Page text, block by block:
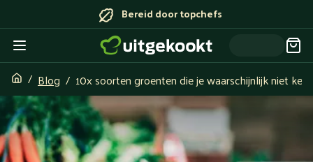
Bereid door topchefs
Blog 10x soorten groenten die je waarschijnlijk niet kent